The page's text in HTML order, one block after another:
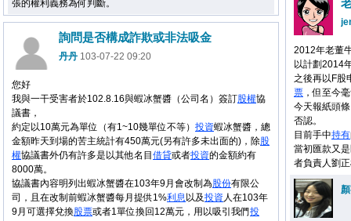
張的權利義務為何判斷。
2012年老董
以計劃2014
之後再以F股
票 ，但至今
今天報紙頭
否認。
目前手中持有
當初匯款又
者負責人劉
詢問是否構成詐欺或非法吸金
丹丹 103-07-22 09:20
您好
我與一干受害者於102.8.16與蝦冰蟹醬（公司名）簽訂股權協
議書，
約定以10萬元為單位（有1~10幾單位不等） 投資蝦冰蟹醬，總
金額昨天到場的苦主統計有450萬元(另有許多未出面的)，除股
權協議書外仍有許多是以其他名目 借貸或者投資的金額約有
8000萬。
協議書內容明列出蝦冰蟹醬在103年9月會改制為股份有限公
司，且在改制前蝦冰蟹醬每月提供1%利息 以及投資人在103年
9月可選擇兌換股票或者1單位換回12萬元，用以吸引我們投